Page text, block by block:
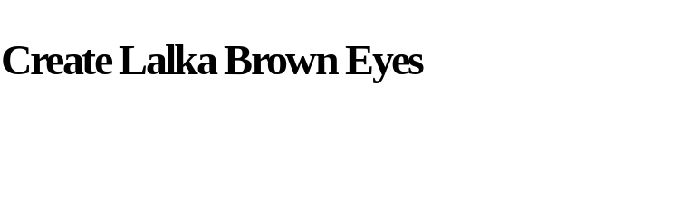
Lalka Brown Eyes